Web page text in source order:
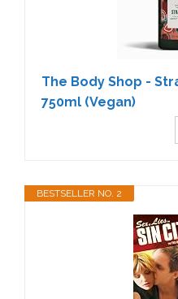
The Body Shop -
750ml (Vegan)
BESTSELLER NO. 2